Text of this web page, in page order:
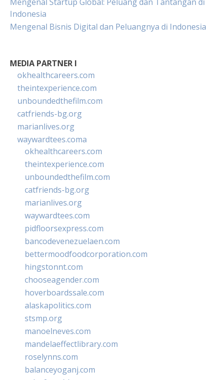
Indonesia
Mengenal Bisnis Digital dan Peluangnya di Indonesia
MEDIA PARTNER I
okhealthcareers.com
theintexperience.com
unboundedthefilm.com
catfriends-bg.org
marianlives.org
waywardtees.coma
okhealthcareers.com
theintexperience.com
unboundedthefilm.com
catfriends-bg.org
marianlives.org
waywardtees.com
pidfloorsexpress.com
bancodevenezuelaen.com
bettermoodfoodcorporation.com
hingstonnt.com
chooseagender.com
hoverboardssale.com
alaskapolitics.com
stsmp.org
manoelneves.com
mandelaeffectlibrary.com
roselynns.com
balanceyoganj.com